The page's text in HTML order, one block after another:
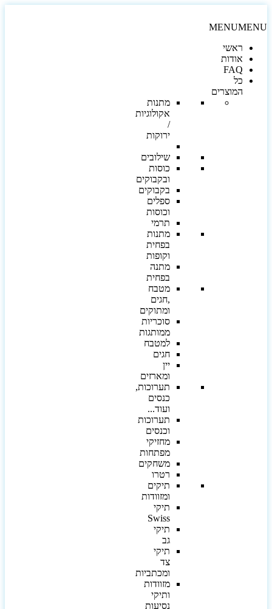
MENU
ראשי
אודות
FAQ
כל
המוצרים
מתנות
אקולוגיות
ירוקות
שילובים
כוסות
ובקבוקים
בקבוקים
ספלים
וכוסות
תרמי
מתנות
בפחית
וקופות
מתנה
בפחית
מטבח
,חגים
ומתוקים
סוכריות
ממותגות
למטבח
חגים
יין
ומארזים
תערוכות,
כנסים
ועוד...
תערוכות
וכנסים
מחזיקי
מפתחות
משחקים
רטרו
תיקים
ומזוודות
תיקי
Swiss
תיקי
תיקי
ומכתביות
מזוודות
ותיקי
נסיעות